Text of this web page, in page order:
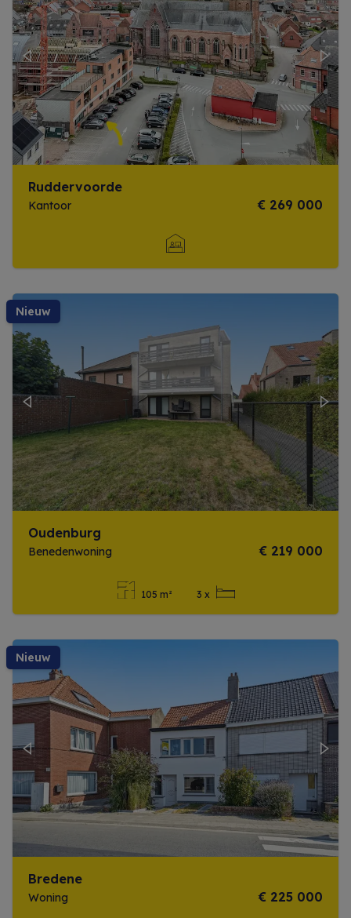
Previous Next
Ruddervoorde
Kantoor € 269 000
nieuw
Previous Next
Oudenburg
Benedenwoning € 219 000
105 m² 3 x
nieuw
Previous Next
Bredene
Woning € 225 000